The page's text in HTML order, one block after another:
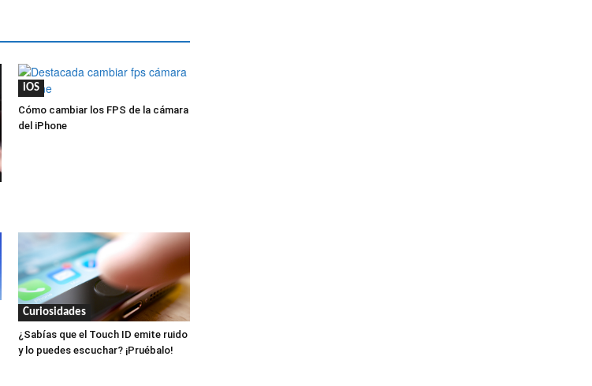
iOS
Cómo cambiar los FPS de la cámara
del iPhone
Curiosidades
¿Sabías que el Touch ID emite ruido
y lo puedes escuchar? ¡Pruébalo!